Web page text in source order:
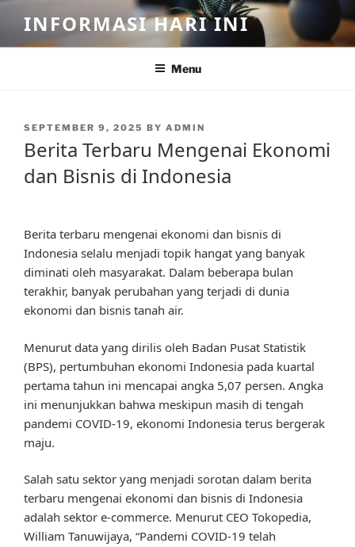
content
INFORMASI HARI INI
Menu
POSTED
SEPTEMBER 9, 2025 BY ADMIN
Berita Terbaru Mengenai Ekonomi
dan Bisnis di Indonesia
Berita terbaru mengenai ekonomi dan bisnis di
Indonesia selalu menjadi topik hangat yang banyak
diminati oleh masyarakat. Dalam beberapa bulan
terakhir, banyak perubahan yang terjadi di dunia
ekonomi dan bisnis tanah air.
Menurut data yang dirilis oleh Badan Pusat Statistik
(BPS), pertumbuhan ekonomi Indonesia pada kuartal
pertama tahun ini mencapai angka 5,07 persen. Angka
ini menunjukkan bahwa meskipun masih di tengah
pandemi COVID-19, ekonomi Indonesia terus bergerak
maju.
Salah satu sektor yang menjadi sorotan dalam berita
terbaru mengenai ekonomi dan bisnis di Indonesia
adalah sektor e-commerce. Menurut CEO Tokopedia,
William Tanuwijaya, “Pandemi COVID-19 telah